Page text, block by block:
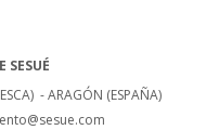
SESUÉ
- ARAGÓN (ESPAÑA)